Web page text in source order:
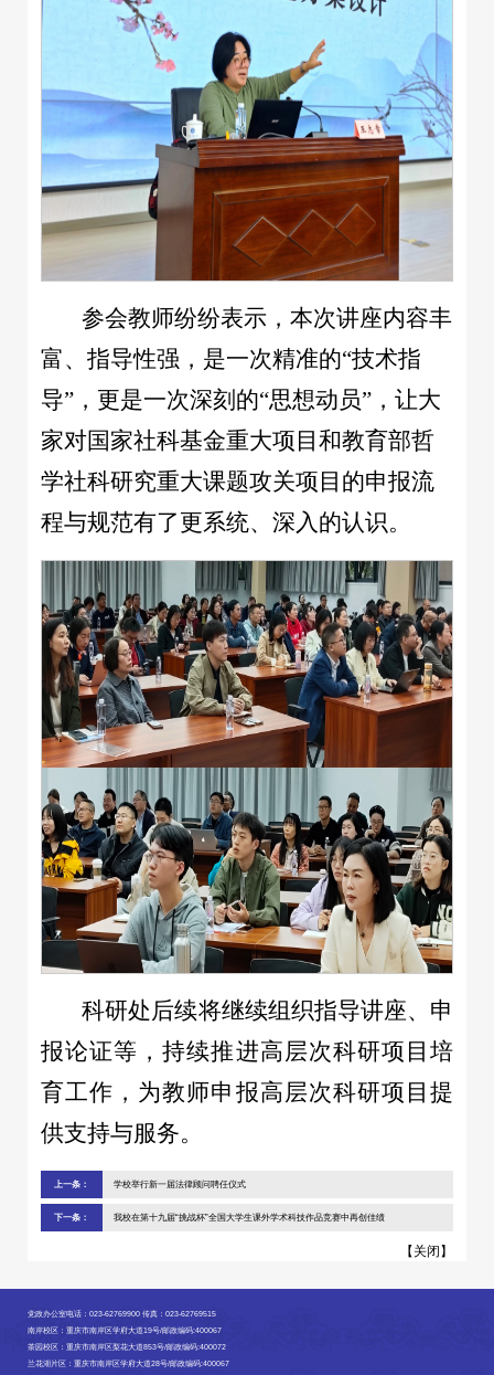
参会教师纷纷表示，本次讲座内容丰
富、指导性强，是一次精准的“技术指
导”，更是一次深刻的“思想动员”，让大
家对国家社科基金重大项目和教育部哲
学社科研究重大课题攻关项目的申报流
程与规范有了更系统、深入的认识。
科研处后续将继续组织指导讲座、申
报论证等，持续推进高层次科研项目培
育工作，为教师申报高层次科研项目提
供支持与服务。
上一条： 学校举行新一届法律顾问聘任仪式
下一条： 我校在第十九届“挑战杯”全国大学生课外学术科技作品竞赛中再创佳绩
【关闭】
党政办公室电话：023-62769900 传真：023-62769515
南岸校区：重庆市南岸区学府大道19号/邮政编码:400067
茶园校区：重庆市南岸区梨花大道853号/邮政编码:400072
兰花湖片区：重庆市南岸区学府大道28号/邮政编码:400067